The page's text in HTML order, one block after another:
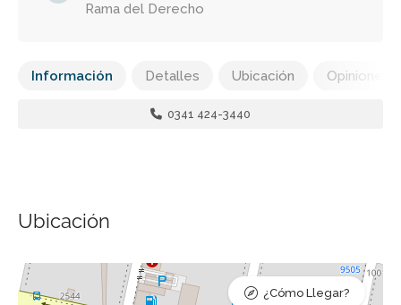
Rama del Derecho
Información Detalles Ubicación Opiniones
0341 424-3440
Ubicación
¿Cómo Llegar?